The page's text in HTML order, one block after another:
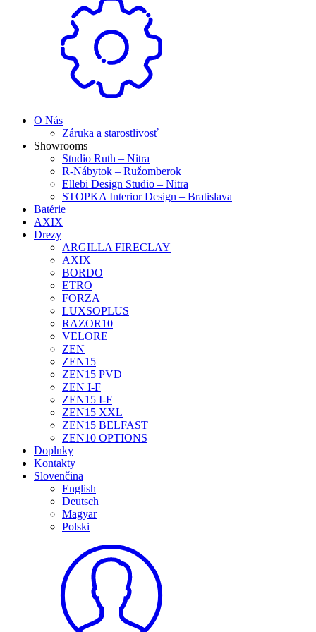
O Nás
Záruka a starostlivosť
Showrooms
Studio Ruth – Nitra
R-Nábytok – Ružomberok
Ellebi Design Studio – Nitra
STOPKA Interior Design – Bratislava
Batérie
AXIX
Drezy
ARGILLA FIRECLAY
AXIX
BORDO
ETRO
FORZA
LUXSOPLUS
RAZOR10
VELORE
ZEN
ZEN15
ZEN15 PVD
ZEN I-F
ZEN15 I-F
ZEN15 XXL
ZEN15 BELFAST
ZEN10 OPTIONS
Doplnky
Kontakty
Slovenčina
English
Deutsch
Magyar
Polski